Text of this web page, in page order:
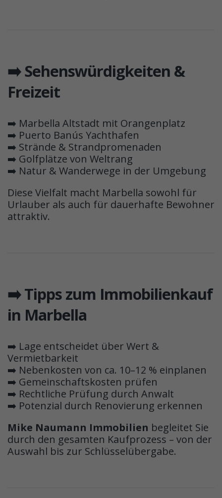
➡️ Sehenswürdigkeiten &
Freizeit
➡️ Marbella Altstadt mit Orangenplatz
➡️ Puerto Banús Yachthafen
➡️ Strände & Strandpromenaden
➡️ Golfplätze von Weltrang
➡️ Natur & Wanderwege in der Umgebung
Diese Vielfalt macht Marbella sowohl für
Urlauber als auch für dauerhafte Bewohner
attraktiv.
➡️ Tipps zum Immobilienkauf
in Marbella
➡️ Lage entscheidet über Wert &
Vermietbarkeit
➡️ Nebenkosten von ca. 10–12 % einplanen
➡️ Gemeinschaftskosten prüfen
➡️ Rechtliche Prüfung durch Anwalt
➡️ Potenzial durch Renovierung erkennen
Mike Naumann Immobilien begleitet Sie
durch den gesamten Kaufprozess – von der
Auswahl bis zur Schlüsselübergabe.